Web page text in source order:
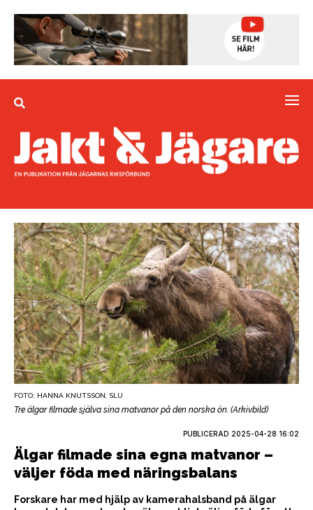
FOTO: HANNA KNUTSSON, SLU
Tre älgar filmade själva sina matvanor på den norska ön. (Arkivbild)
PUBLICERAD 2025-04-28 16:02
Älgar filmade sina egna matvanor –
väljer föda med näringsbalans
Forskare har med hjälp av kamerahalsband på älgar